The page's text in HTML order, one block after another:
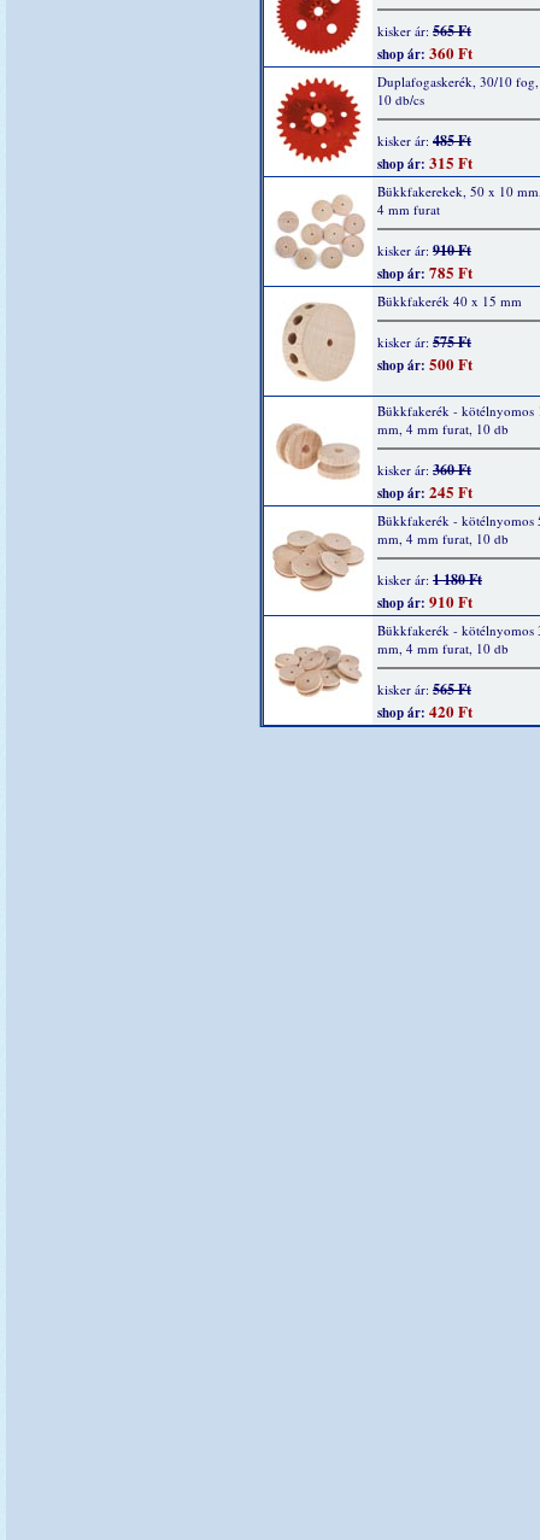
kisker ár: 565 Ft
shop ár: 360 Ft
Duplafogaskerék, 30/10
10 db/cs
kisker ár: 485 Ft
shop ár: 315 Ft
Bükkfakerekek, 50 x 10
4 mm furat
kisker ár: 910 Ft
shop ár: 785 Ft
Bükkfakerék 40 x 15 mm
kisker ár: 575 Ft
shop ár: 500 Ft
Bükkfakerék - kötélnyomos
mm, 4 mm furat, 10 db
kisker ár: 360 Ft
shop ár: 245 Ft
Bükkfakerék - kötélnyomos
mm, 4 mm furat, 10 db
kisker ár: 1 180 Ft
shop ár: 910 Ft
Bükkfakerék - kötélnyomos
mm, 4 mm furat, 10 db
kisker ár: 565 Ft
shop ár: 420 Ft